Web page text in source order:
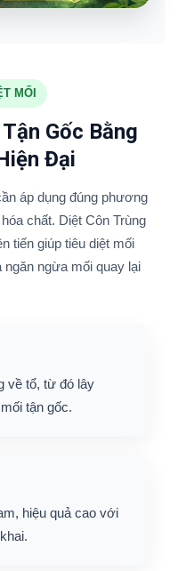
MỐI
Gốc Bằng
Đại
áp dụng đúng phương
chất. Diệt Côn Trùng
tiến giúp tiêu diệt mối
ngăn ngừa mối quay lại
về tổ, từ đó lây
tận gốc.
hiệu quả cao với